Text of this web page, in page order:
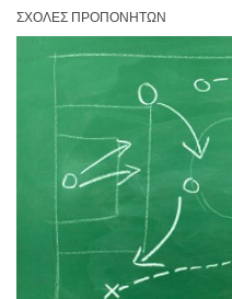
ΣΧΟΛΈΣ ΠΡΟΠΟΝΗΤΏΝ